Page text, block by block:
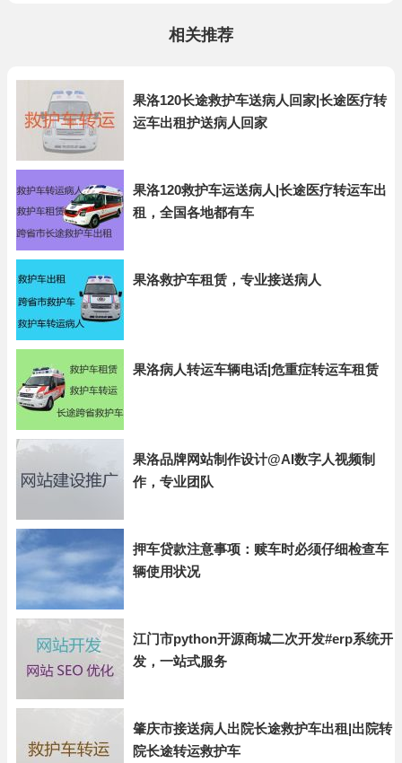
相关推荐
果洛120长途救护车送病人回家|长途医疗转
运车出租护送病人回家
果洛120救护车运送病人|长途医疗转运车出
租，全国各地都有车
果洛救护车租赁，专业接送病人
果洛病人转运车辆电话|危重症转运车租赁
果洛品牌网站制作设计@AI数字人视频制
作，专业团队
押车贷款注意事项：赎车时必须仔细检查车
辆使用状况
江门市python开源商城二次开发#erp系统开
发，一站式服务
肇庆市接送病人出院长途救护车出租|出院转
院长途转运救护车